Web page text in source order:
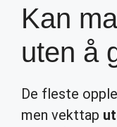
Kan
uten å
De fleste
men vekttap